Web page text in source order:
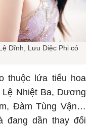
Dĩnh, Lưu Diệc Phi có
thuộc lứa tiểu hoa
Nhiệt Ba, Dương
Đàm Tùng Vận…
đang dần thay đổi